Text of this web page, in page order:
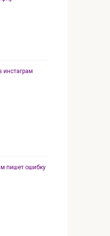
инстаграм
пишет ошибку